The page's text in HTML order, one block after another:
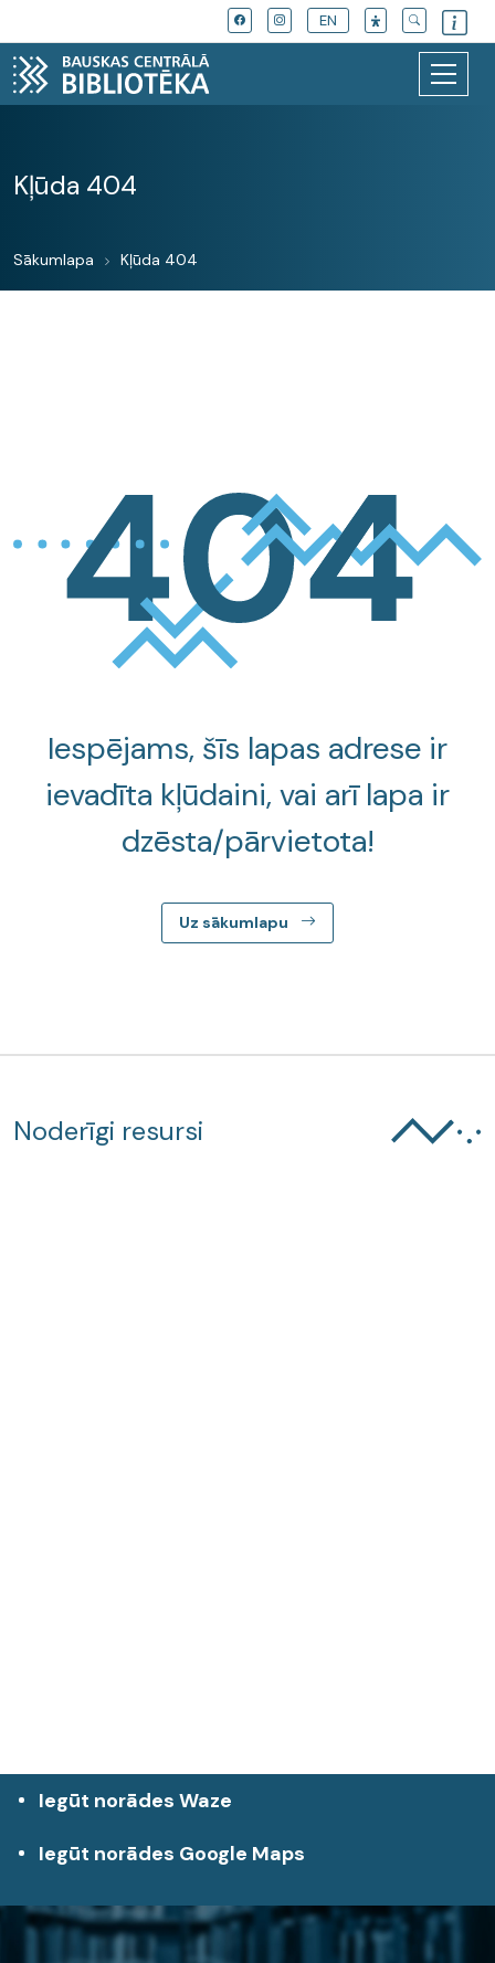
EN
Kļūda 404
Sākumlapa Kļūda 404
Iespējams, šīs lapas adrese ir
ievadīta kļūdaini, vai arī lapa ir
dzēsta/pārvietota!
Uz sākumlapu
Noderīgi resursi
Iegūt norādes Waze
Iegūt norādes Google Maps